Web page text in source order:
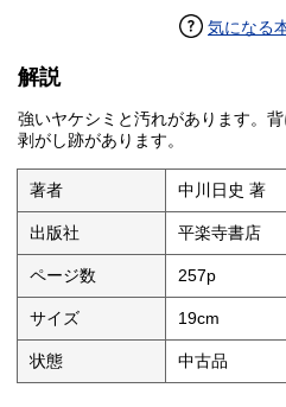
気になる
解説
強いヤケシミと汚れがあります。
剥がし跡があります。
著者 中川日史 著
出版社 平楽寺書店
ページ数 257p
サイズ 19cm
状態 中古品